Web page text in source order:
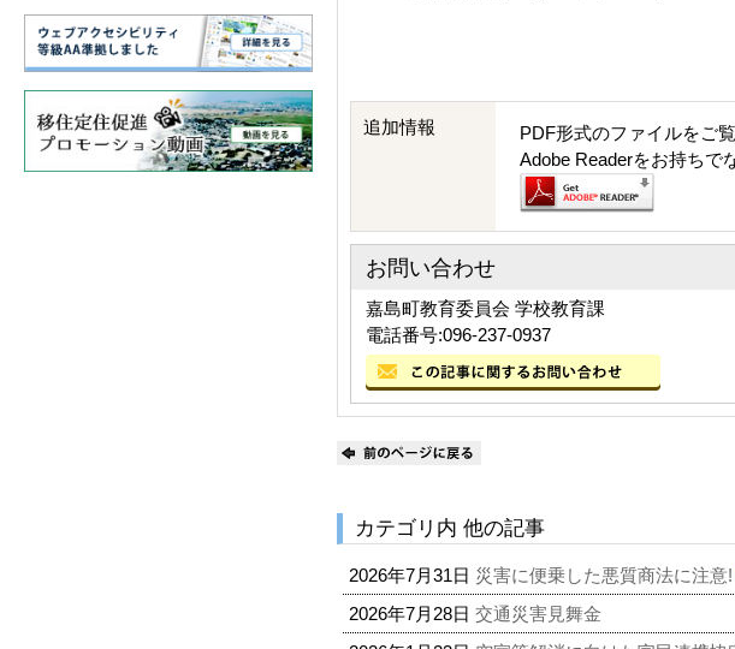
追加情報
PDF形式のファイルをご
Adobe Readerをお持ちで
お問い合わせ
嘉島町教育委員会 学校教育課
電話番号:096-237-0937
カテゴリ内 他の記事
2026年7月31日 災害に便乗した悪質商法に注意!
2026年7月28日 交通災害見舞金